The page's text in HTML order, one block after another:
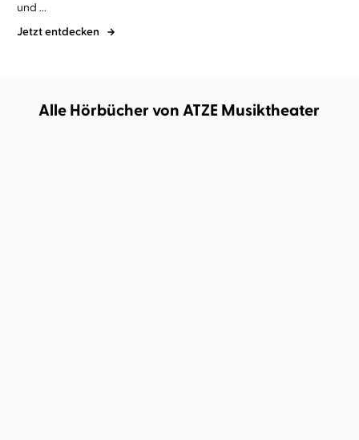
und ...
Jetzt entdecken
Alle Hörbücher von ATZE Musiktheater